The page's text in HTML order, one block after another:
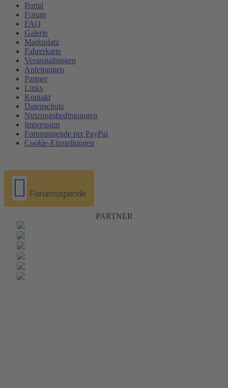
Portal
Forum
FAQ
Galerie
Marktplatz
Fahrerkarte
Veranstaltungen
Anleitungen
Partner
Links
Kontakt
Datenschutz
Nutzungsbedingungen
Impressum
Forumsspende per PayPal
Cookie-Einstellungen
Forumsspende
PARTNER